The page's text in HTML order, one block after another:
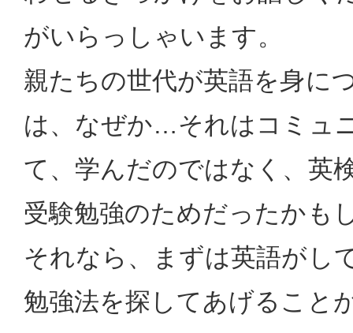
がいらっしゃいます。
親たちの世代が英語を身に
は、なぜか…それはコミュ
て、学んだのではなく、英
受験勉強のためだったかも
それなら、まずは英語がし
勉強法を探してあげること